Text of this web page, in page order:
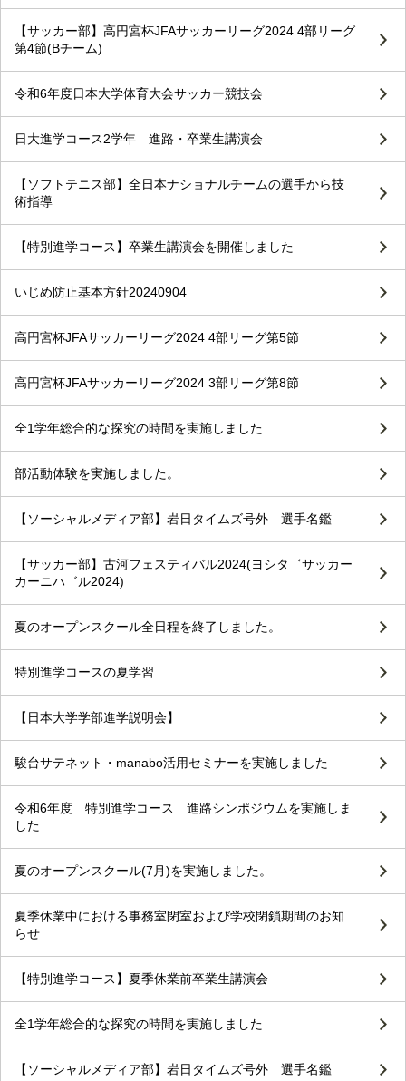
【サッカー部】高円宮杯JFAサッカーリーグ2024 4部リーグ
第4節(Bチーム)
令和6年度日本大学体育大会サッカー競技会
日大進学コース2学年 進路・卒業生講演会
【ソフトテニス部】全日本ナショナルチームの選手から技
術指導
【特別進学コース】卒業生講演会を開催しました
いじめ防止基本方針20240904
高円宮杯JFAサッカーリーグ2024 4部リーグ第5節
高円宮杯JFAサッカーリーグ2024 3部リーグ第8節
全1学年総合的な探究の時間を実施しました
部活動体験を実施しました。
【ソーシャルメディア部】岩日タイムズ号外 選手名鑑
【サッカー部】古河フェスティバル2024(ヨシタ゛サッカー
カーニハ゛ル2024)
夏のオープンスクール全日程を終了しました。
特別進学コースの夏学習
【日本大学学部進学説明会】
駿台サテネット・manabo活用セミナーを実施しました
令和6年度 特別進学コース 進路シンポジウムを実施しま
した
夏のオープンスクール(7月)を実施しました。
夏季休業中における事務室閉室および学校閉鎖期間のお知
らせ
【特別進学コース】夏季休業前卒業生講演会
全1学年総合的な探究の時間を実施しました
【ソーシャルメディア部】岩日タイムズ号外 選手名鑑